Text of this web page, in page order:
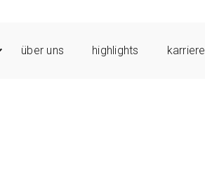
über uns highlights karriere